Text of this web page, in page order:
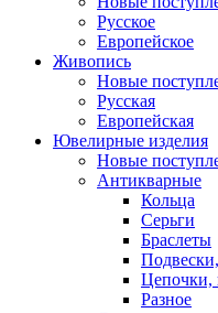
Русское
Европейское
Живопись
Новые
Русская
Европейская
Ювелирные изделия
Новые
Антикварные
Кольца
Серьги
Браслеты
Цепочки,
Разное